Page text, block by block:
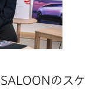
のスケ